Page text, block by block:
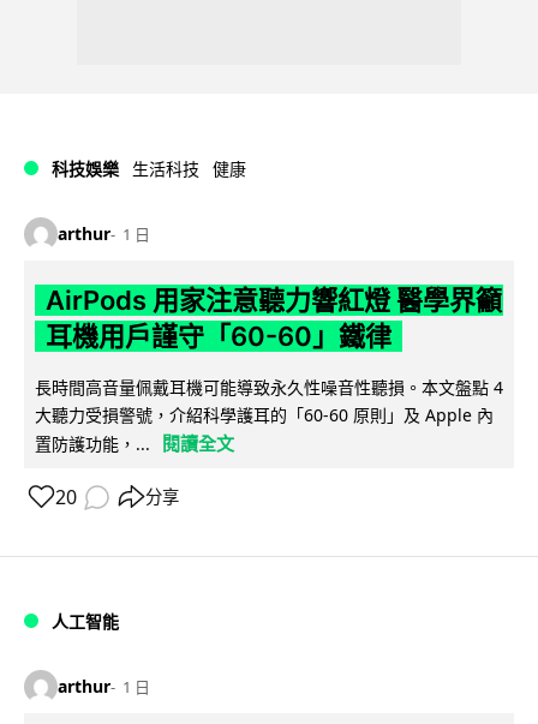
科技娛樂 生活科技 健康
arthur 1 日
AirPods 用家注意聽力響紅燈 醫學界籲
耳機用戶謹守「60-60」鐵律
長時間高音量佩戴耳機可能導致永久性噪音性聽損。本文盤點 4
大聽力受損警號，介紹科學護耳的「60-60 原則」及 Apple 內
置防護功能，...
閱讀全文
20 分享
人工智能
arthur 1 日